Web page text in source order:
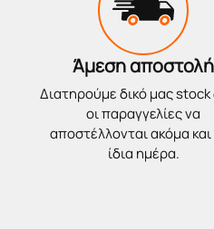
Άμεση αποστολή
Διατηρούμε δικό μας
οι παραγγελίες να
αποστέλλονται ακόμα
ίδια ημέρα.